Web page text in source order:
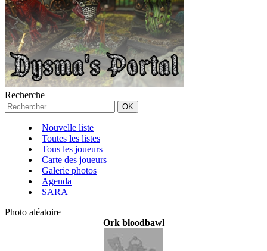
Recherche
Nouvelle liste
Toutes les listes
Tous les joueurs
Carte des joueurs
Galerie photos
Agenda
SARA
Photo aléatoire
Ork bloodbawl